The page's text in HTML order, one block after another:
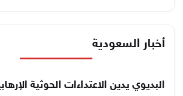
أخبار السعودية
البديوي يدين الاعتداءات الحوثية